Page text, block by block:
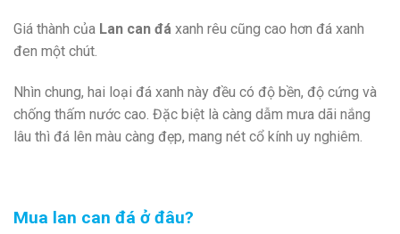
Giá thành của Lan can đá xanh rêu cũng cao hơn đá xanh
đen một chút.
Nhìn chung, hai loại đá xanh này đều có độ bền, độ cứng và
chống thấm nước cao. Đặc biệt là càng dẫm mưa dãi nắng
lâu thì đá lên màu càng đẹp, mang nét cổ kính uy nghiêm.
Mua lan can đá ở đâu?